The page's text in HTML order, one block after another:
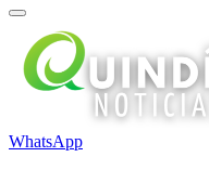
WhatsApp